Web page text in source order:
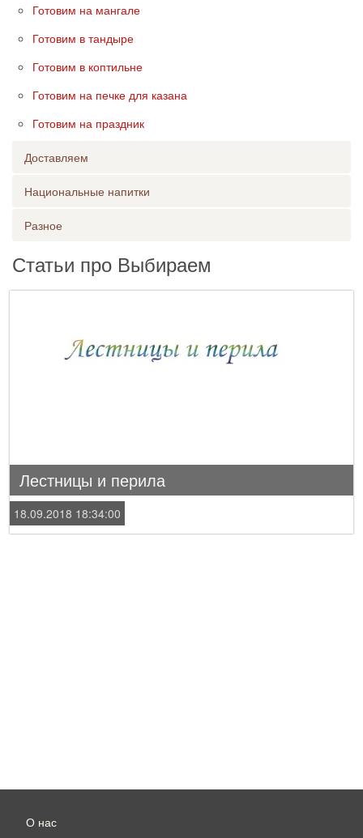
Готовим на мангале
Готовим в тандыре
Готовим в коптильне
Готовим на печке для казана
Готовим на праздник
Доставляем
Национальные напитки
Разное
Статьи про Выбираем
Лестницы и перила
18.09.2018 18:34:00
О нас